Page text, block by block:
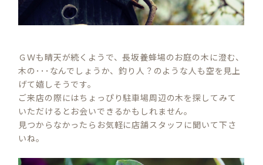
ＧＷも晴天が続くようで、長坂養蜂場のお庭の木に澄む、
木の･･･なんでしょうか、釣り人？のような人も空を見上
げて嬉しそうです。
ご来店の際にはちょっぴり駐車場周辺の木を探してみて
いただけるとお会いできるかもしれません。
見つからなかったらお気軽に店舗スタッフに聞いて下さ
いね。